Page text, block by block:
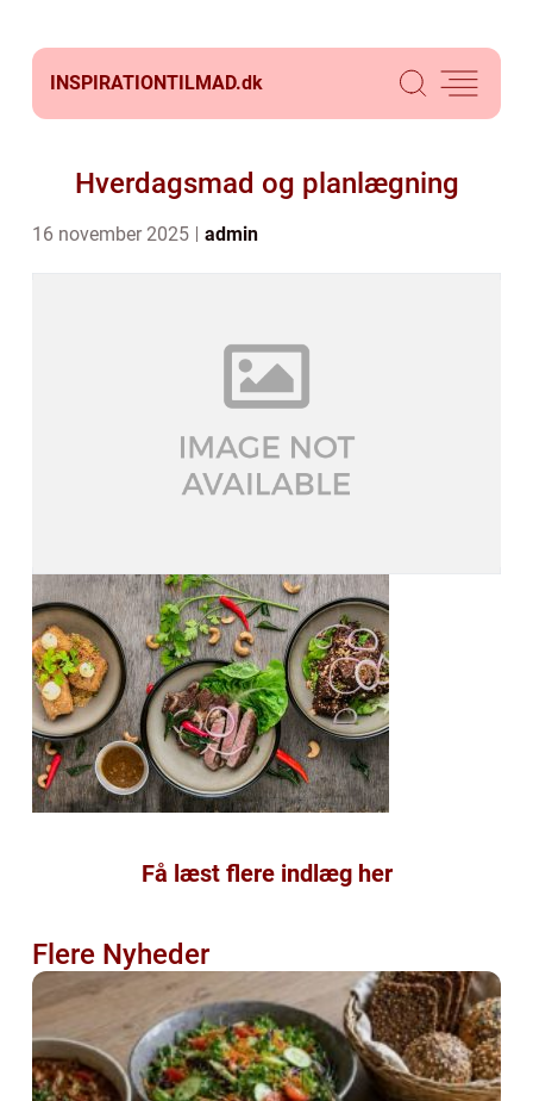
INSPIRATIONTILMAD.dk
Hverdagsmad og planlægning
16 november 2025 admin
Få læst flere indlæg her
Flere Nyheder